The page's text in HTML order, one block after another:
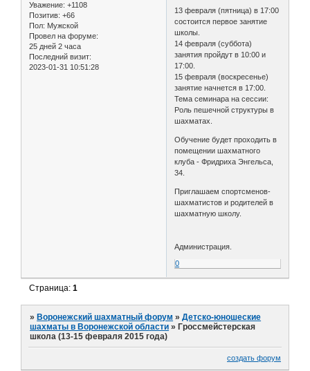
Уважение: +1108
Позитив: +66
Пол: Мужской
Провел на форуме:
25 дней 2 часа
Последний визит:
2023-01-31 10:51:28
13 февраля (пятница) в 17:00
состоится первое занятие
школы.
14 февраля (суббота)
занятия пройдут в 10:00 и
17:00.
15 февраля (воскресенье)
занятие начнется в 17:00.
Тема семинара на сессии:
Роль пешечной структуры в
шахматах.
Обучение будет проходить в
помещении шахматного
клуба - Фридриха Энгельса,
34.
Приглашаем спортсменов-
шахматистов и родителей в
шахматную школу.
Администрация.
0
Страница:1
»Воронежский шахматный форум »Детско-юношеские
шахматы в Воронежской области »Гроссмейстерская
школа (13-15 февраля 2015 года)
создать форум